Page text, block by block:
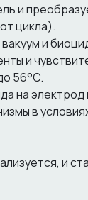
и
цикла).
и
и
56°C.
на
в
и